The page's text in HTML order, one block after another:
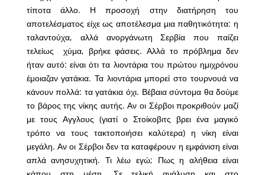
τίποτα άλλο. Η προσοχή στην διατήρηση του
αποτελέσματος είχε ως αποτέλεσμα μια παθητικότητα: η
ταλαντούχα, αλλά ανοργάνωτη Σερβία που παίζει
τελείως χύμα, βρήκε φάσεις. Αλλά το πρόβλημα δεν
ήταν αυτό: είναι ότι τα λιοντάρια του πρώτου ημιχρόνου
έμοιαζαν γατάκια. Τα λιοντάρια μπορεί στο τουρνουά να
κάνουν πολλά: τα γατάκια όχι. Βέβαια σύντομα θα δούμε
το βάρος της νίκης αυτής. Αν οι Σέρβοι προκριθούν μαζί
με τους Αγγλους (γιατί ο Στοίκοβιτς βρει ένα μαγικό
τρόπο να τους τακτοποιήσει καλύτερα) η νίκη είναι
μεγάλη. Αν οι Σέρβοι δεν τα καταφέρουν η εμφάνιση είναι
απλά ανησυχητική. Τι λέω εγώ; Πως η αλήθεια είναι